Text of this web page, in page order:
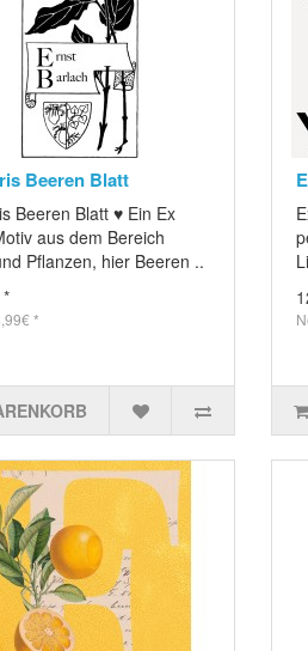
Beeren Blatt
Beeren Blatt ♥ Ein Ex
aus dem Bereich
Pflanzen, hier Beeren ..
*